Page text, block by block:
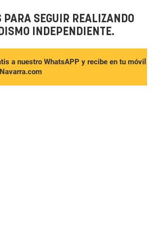
PARA SEGUIR REALIZANDO
INDEPENDIENTE.
a nuestro WhatsAPP y recibe en tu móvil